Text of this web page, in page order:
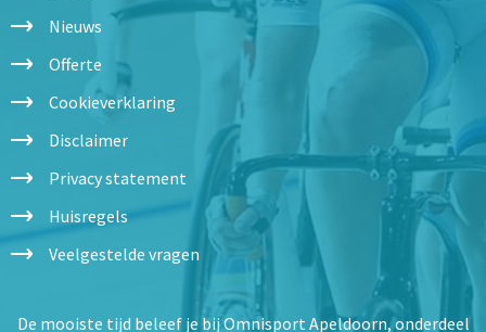
Nieuws
Offerte
Cookieverklaring
Disclaimer
Privacy statement
Huisregels
Veelgestelde vragen
De mooiste tijd beleef je bij Omnisport Apeldoorn, onderdeel